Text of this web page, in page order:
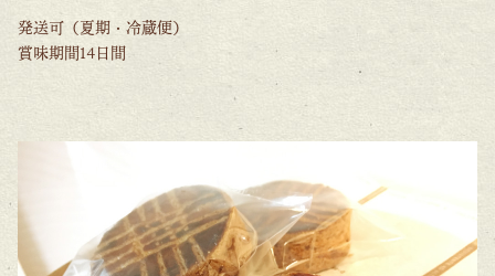
発送可（夏期・冷蔵便）
賞味期間14日間